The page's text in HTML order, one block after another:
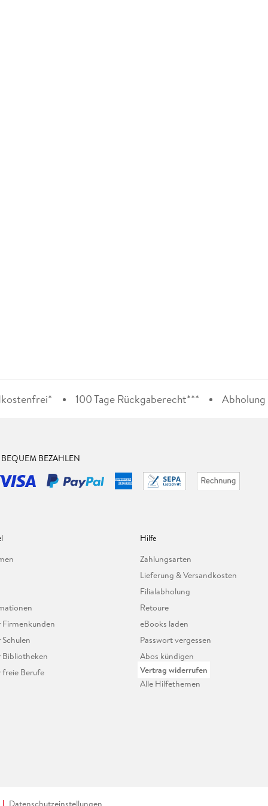
100 Tage Rückgaberecht*** Abholung
BEZAHLEN
Firmenkunden
Bibliotheken
freie Berufe
Hilfe
Zahlungsarten
Lieferung & Versandkosten
Filialabholung
Retoure
eBooks laden
Passwort vergessen
Abos kündigen
Vertrag widerrufen
Alle Hilfethemen